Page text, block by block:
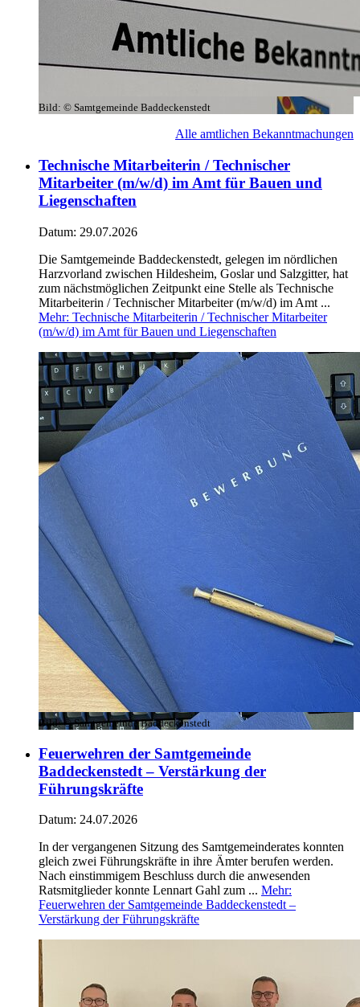
Bild: © Samtgemeinde Baddeckenstedt
Alle amtlichen Bekanntmachungen
Technische Mitarbeiterin / Technischer
Mitarbeiter (m/w/d) im Amt für Bauen und
Liegenschaften
Datum: 29.07.2026
Die Samtgemeinde Baddeckenstedt, gelegen im nördlichen
Harzvorland zwischen Hildesheim, Goslar und Salzgitter, hat
zum nächstmöglichen Zeitpunkt eine Stelle als Technische
Mitarbeiterin / Technischer Mitarbeiter (m/w/d) im Amt ...
Mehr: Technische Mitarbeiterin / Technischer Mitarbeiter
(m/w/d) im Amt für Bauen und Liegenschaften
Bild:© Samtgemeinde Baddeckenstedt
Feuerwehren der Samtgemeinde
Baddeckenstedt – Verstärkung der
Führungskräfte
Datum: 24.07.2026
In der vergangenen Sitzung des Samtgemeinderates konnten
gleich zwei Führungskräfte in ihre Ämter berufen werden.
Nach einstimmigem Beschluss durch die anwesenden
Ratsmitglieder konnte Lennart Gahl zum ... Mehr:
Feuerwehren der Samtgemeinde Baddeckenstedt –
Verstärkung der Führungskräfte